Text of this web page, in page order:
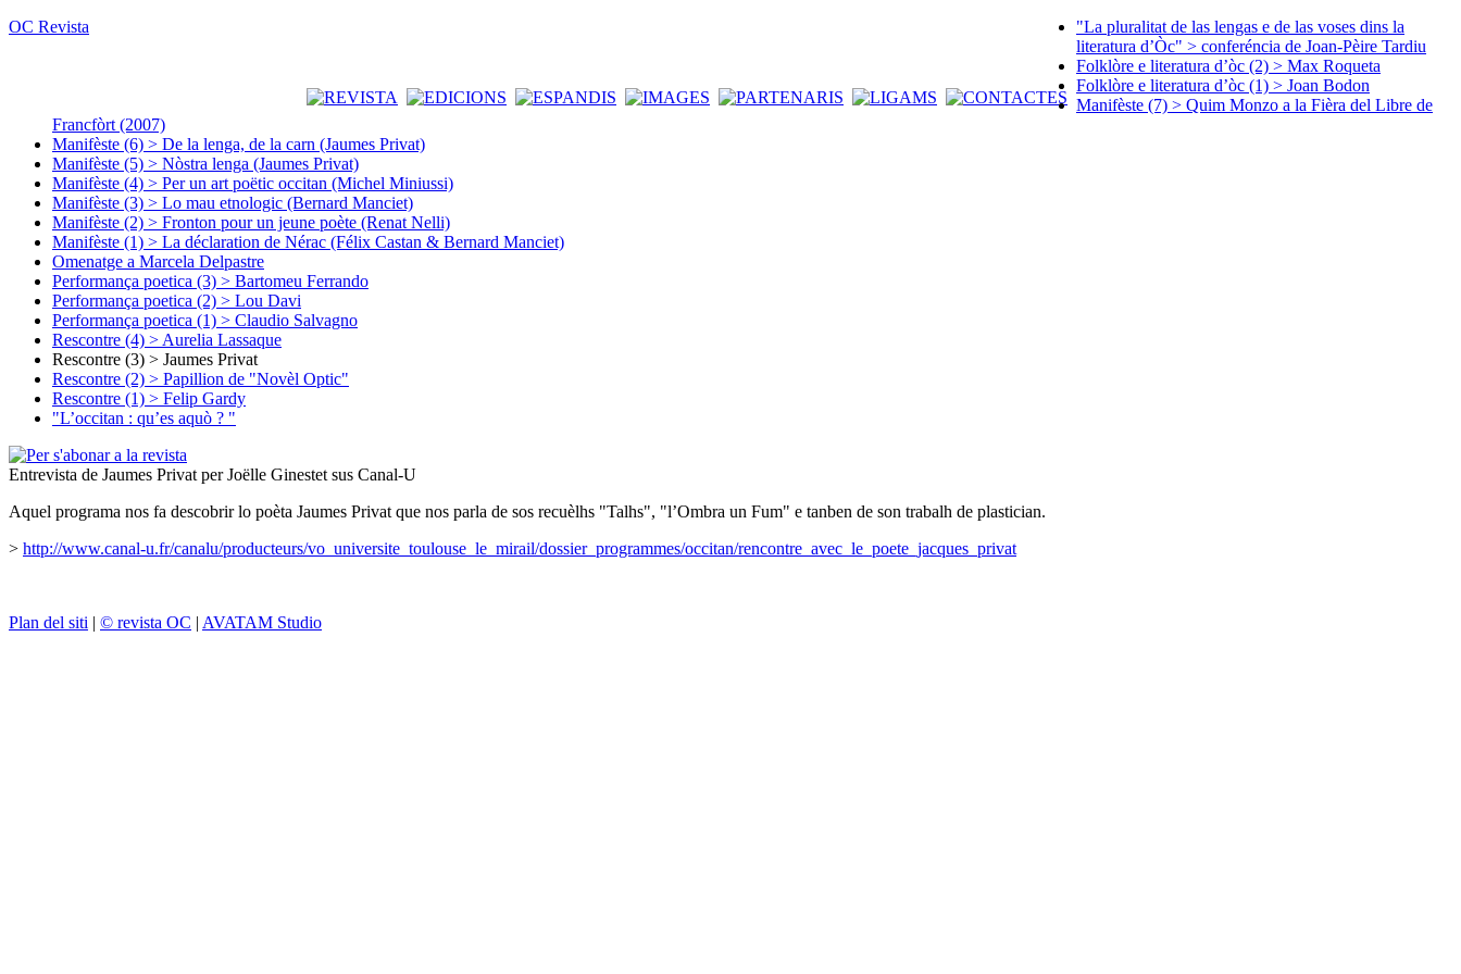
OC Revista
"La pluralitat de las lengas e de las voses dins la
literatura d’Òc" > conferéncia de Joan-Pèire Tardiu
Folklòre e literatura d’òc (2) > Max Roqueta
Folklòre e literatura d’òc (1) > Joan Bodon
Manifèste (7) > Quim Monzo a la Fièra del Libre de
Francfòrt (2007)
Manifèste (6) > De la lenga, de la carn (Jaumes Privat)
Manifèste (5) > Nòstra lenga (Jaumes Privat)
Manifèste (4) > Per un art poëtic occitan (Michel Miniussi)
Manifèste (3) > Lo mau etnologic (Bernard Manciet)
Manifèste (2) > Fronton pour un jeune poète (Renat Nelli)
Manifèste (1) > La déclaration de Nérac (Félix Castan & Bernard Manciet)
Omenatge a Marcela Delpastre
Performança poetica (3) > Bartomeu Ferrando
Performança poetica (2) > Lou Davi
Performança poetica (1) > Claudio Salvagno
Rescontre (4) > Aurelia Lassaque
Rescontre (3) > Jaumes Privat
Rescontre (2) > Papillion de "Novèl Optic"
Rescontre (1) > Felip Gardy
"L’occitan : qu’es aquò ? "
Entrevista de Jaumes Privat per Joëlle Ginestet sus Canal-U
Aquel programa nos fa descobrir lo poèta Jaumes Privat que nos parla de sos recuèlhs "Talhs", "l’Ombra un Fum" e tanben de son trabalh de plastician.
> http://www.canal-u.fr/canalu/producteurs/vo_universite_toulouse_le_mirail/dossier_programmes/occitan/rencontre_avec_le_poete_jacques_privat
Plan del siti | © revista OC | AVATAM Studio